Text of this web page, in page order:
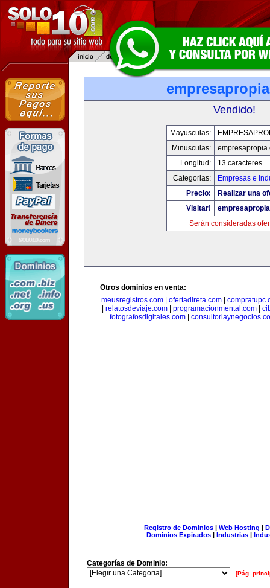
Vendido!
Mayusculas:
Minusculas:
Longitud:
13 caracteres
Categorias:
Empresas e
Precio:
Realizar una
Visitar!
Serán consideradas
Otros dominios en venta:
meusregistros.com| ofertadireta.com|
relatosdeviaje.com| programacionmental.com|
fotografosdigitales.com
Registro de Dominios| Web Hosting |
Dominios Expirados | Industrias |
Categorías de Dominio:
[Pág.